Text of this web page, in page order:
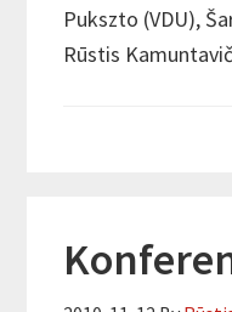
Pukszto (VDU),
Rūstis